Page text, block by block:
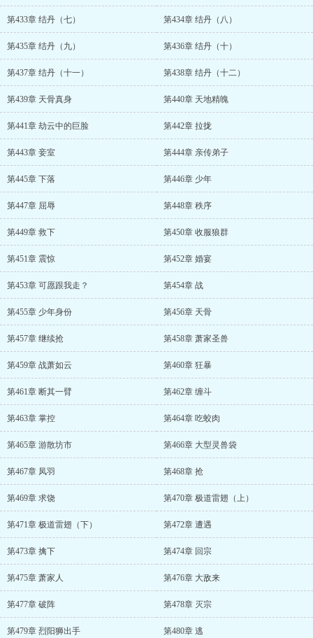
第433章 结丹（七） 第434章 结丹（八）
第435章 结丹（九） 第436章 结丹（十）
第437章 结丹（十一） 第438章 结丹（十二）
第439章 天骨真身 第440章 天地精魄
第441章 劫云中的巨脸 第442章 拉拢
第443章 妾室 第444章 亲传弟子
第445章 下落 第446章 少年
第447章 屈辱 第448章 秩序
第449章 救下 第450章 收服狼群
第451章 震惊 第452章 婚宴
第453章 可愿跟我走？ 第454章 战
第455章 少年身份 第456章 天骨
第457章 继续抢 第458章 萧家圣兽
第459章 战萧如云 第460章 狂暴
第461章 断其一臂 第462章 缠斗
第463章 掌控 第464章 吃蛟肉
第465章 游散坊市 第466章 大型灵兽袋
第467章 凤羽 第468章 抢
第469章 求饶 第470章 极道雷翅（上）
第471章 极道雷翅（下） 第472章 遭遇
第473章 擒下 第474章 回宗
第475章 萧家人 第476章 大敌来
第477章 破阵 第478章 灭宗
第479章 烈阳狮出手 第480章 逃